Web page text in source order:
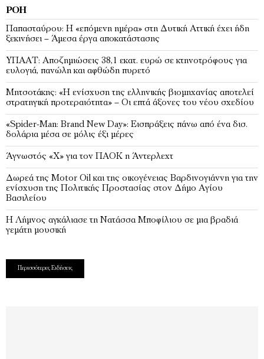
ΡΟΉ
Παπασταύρου: Η «επόμενη ημέρα» στη Δυτική Αττική έχει ήδη
ξεκινήσει – Άμεσα έργα αποκατάστασης
ΥΠΑΑΤ: Αποζημιώσεις 38,1 εκατ. ευρώ σε κτηνοτρόφους για
ευλογιά, πανώλη και αφθώδη πυρετό
Μητσοτάκης: «Η ενίσχυση της ελληνικής βιομηχανίας αποτελεί
στρατηγική προτεραιότητα» – Οι επτά άξονες του νέου σχεδίου
«Spider-Man: Brand New Day»: Εισπράξεις πάνω από ένα δισ.
δολάρια μέσα σε μόλις έξι μέρες
Άγνωστός «Χ» για τον ΠΑΟΚ η Άντερλεχτ
Δωρεά της Motor Oil και της οικογένειας Βαρδινογιάννη για την
ενίσχυση της Πολιτικής Προστασίας στον Δήμο Αγίου
Βασιλείου
Η Λήμνος αγκάλιασε τη Νατάσσα Μποφίλιου σε μια βραδιά
γεμάτη μουσική
Περισσότερες Ειδήσεις